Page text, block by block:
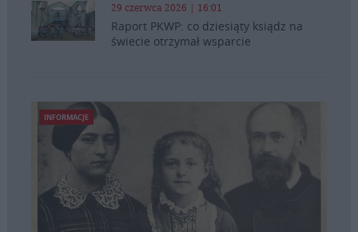
29 czerwca 2026 | 16:01
Raport PKWP: co dziesiąty ksiądz na
świecie otrzymał wsparcie
INFORMACJE